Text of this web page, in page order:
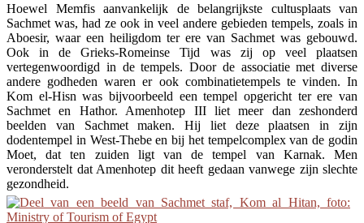
Hoewel Memfis aanvankelijk de belangrijkste cultusplaats van
Sachmet was, had ze ook in veel andere gebieden tempels, zoals in
Aboesir, waar een heiligdom ter ere van Sachmet was gebouwd.
Ook in de Grieks-Romeinse Tijd was zij op veel plaatsen
vertegenwoordigd in de tempels. Door de associatie met diverse
andere godheden waren er ook combinatietempels te vinden. In
Kom el-Hisn was bijvoorbeeld een tempel opgericht ter ere van
Sachmet en Hathor. Amenhotep III liet meer dan zeshonderd
beelden van Sachmet maken. Hij liet deze plaatsen in zijn
dodentempel in West-Thebe en bij het tempelcomplex van de godin
Moet, dat ten zuiden ligt van de tempel van Karnak. Men
veronderstelt dat Amenhotep dit heeft gedaan vanwege zijn slechte
gezondheid.